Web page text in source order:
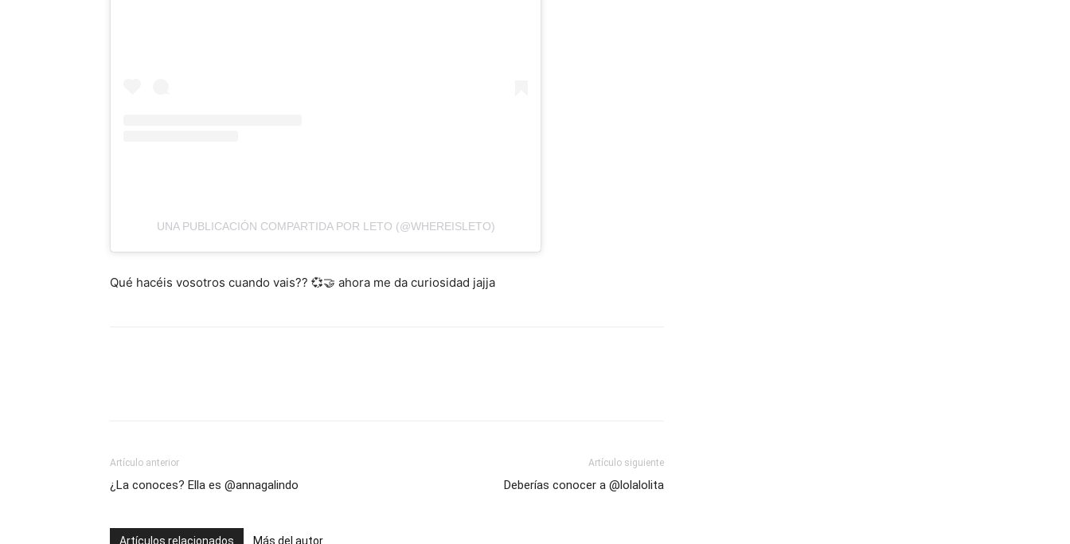
UNA PUBLICACIÓN COMPARTIDA POR LETO (@WHEREISLETO)
Qué hacéis vosotros cuando vais?? 💞🤝 ahora me da curiosidad jajja
Artículo anterior
¿La conoces? Ella es @annagalindo
Artículo siguiente
Deberías conocer a @lolalolita
Artículos relacionados Más del autor